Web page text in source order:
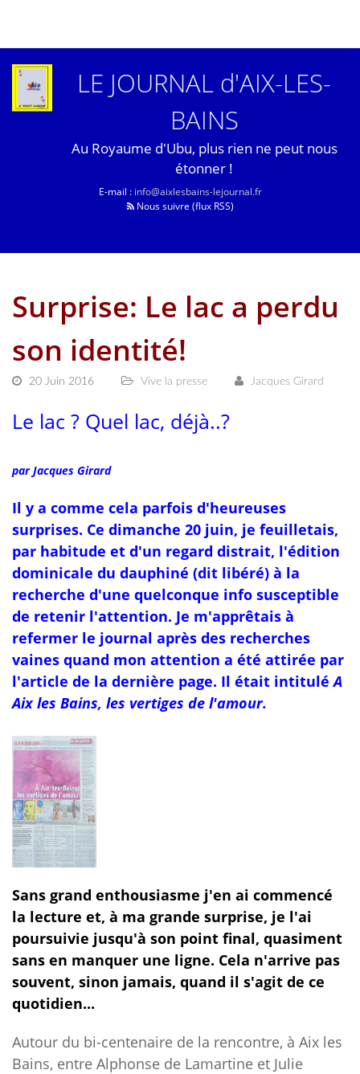
LE JOURNAL d'AIX-LES-
BAINS
Au Royaume d'Ubu, plus rien ne peut nous
étonner !
E-mail : info@aixlesbains-lejournal.fr
Nous suivre (flux RSS)
Surprise: Le lac a perdu
son identité!
20 Juin 2016 Vive la presse Jacques Girard
Le lac ? Quel lac, déjà..?
par Jacques Girard
Il y a comme cela parfois d'heureuses
surprises. Ce dimanche 20 juin, je feuilletais,
par habitude et d'un regard distrait, l'édition
dominicale du dauphiné (dit libéré) à la
recherche d'une quelconque info susceptible
de retenir l'attention. Je m'apprêtais à
refermer le journal après des recherches
vaines quand mon attention a été attirée par
l'article de la dernière page. Il était intituléA
Aix les Bains, les vertiges de l'amour.
Sans grand enthousiasme j'en ai commencé
la lecture et, à ma grande surprise, je l'ai
poursuivie jusqu'à son point final, quasiment
sans en manquer une ligne. Cela n'arrive pas
souvent, sinon jamais, quand il s'agit de ce
quotidien...
Autour du bi-centenaire de la rencontre, à Aix les
Bains, entre Alphonse de Lamartine et Julie